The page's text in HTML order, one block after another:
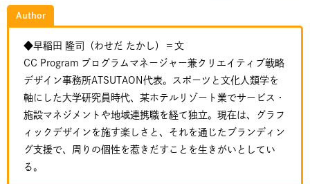
Author
◆早稲田 隆司（わせだ たかし）＝文
CC Program プログラムマネージャー兼クリエイティブ戦略
デザイン事務所ATSUTAON代表。スポーツと文化人類学を
軸にした大学研究員時代、某ホテルリゾート業でサービス・
施設マネジメントや地域連携職を経て独立。現在は、グラフ
ィックデザインを施す楽しさと、それを通じたブランディン
グ支援で、周りの個性を惹きだすことを生きがいとしてい
る。